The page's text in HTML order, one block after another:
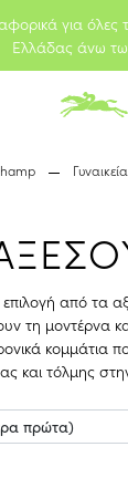
για όλες
Ελλάδας άνω
Γυναικεία
από τα
τη μοντέρνα
κομμάτια
και τόλμης